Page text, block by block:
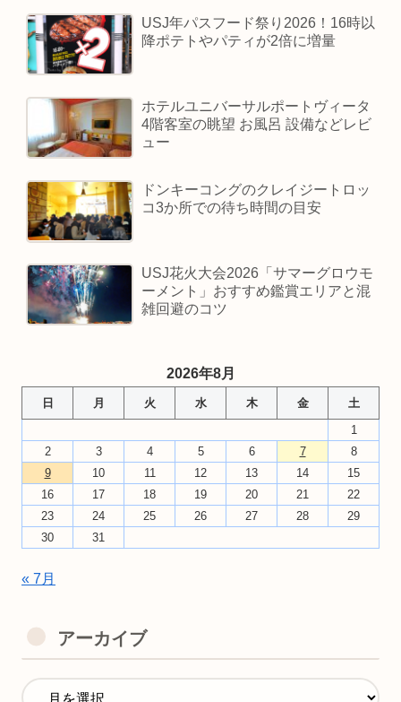
USJ年パスフード祭り2026！16時以
降ポテトやパティが2倍に増量
ホテルユニバーサルポートヴィータ
4階客室の眺望 お風呂 設備などレビ
ュー
ドンキーコングのクレイジートロッ
コ3か所での待ち時間の目安
USJ花火大会2026「サマーグロウモ
ーメント」おすすめ鑑賞エリアと混
雑回避のコツ
2026年8月
日 月 火 水 木 金
土
1
2
3 4 5 6 7
8
9
10 11 12 13 14
15
16
17 18 19 20 21
22
23
24 25 26 27 28
29
30
31
« 7月
アーカイブ